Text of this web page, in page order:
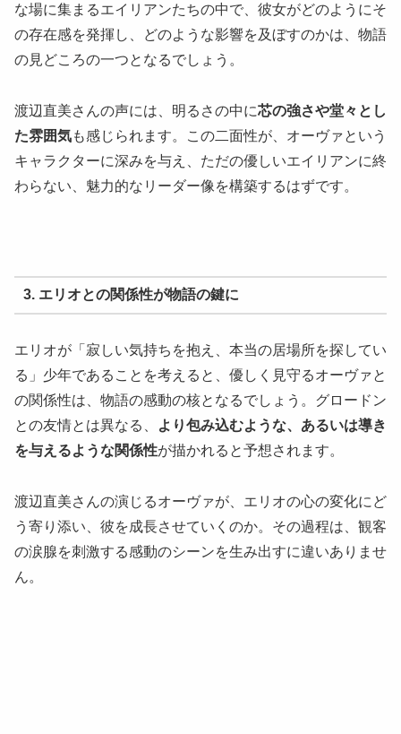
な場に集まるエイリアンたちの中で、彼女がどのようにそ
の存在感を発揮し、どのような影響を及ぼすのかは、物語
の見どころの一つとなるでしょう。
渡辺直美さんの声には、明るさの中に芯の強さや堂々とし
た雰囲気も感じられます。この二面性が、オーヴァという
キャラクターに深みを与え、ただの優しいエイリアンに終
わらない、魅力的なリーダー像を構築するはずです。
3. エリオとの関係性が物語の鍵に
エリオが「寂しい気持ちを抱え、本当の居場所を探してい
る」少年であることを考えると、優しく見守るオーヴァと
の関係性は、物語の感動の核となるでしょう。グロードン
との友情とは異なる、
より包み込むような、あるいは導き
を与えるような関係性が描かれると予想されます。
渡辺直美さんの演じるオーヴァが、エリオの心の変化にど
う寄り添い、彼を成長させていくのか。その過程は、観客
の涙腺を刺激する感動のシーンを生み出すに違いありませ
ん。